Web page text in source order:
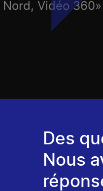
Vidéo 360»
Des
Nous